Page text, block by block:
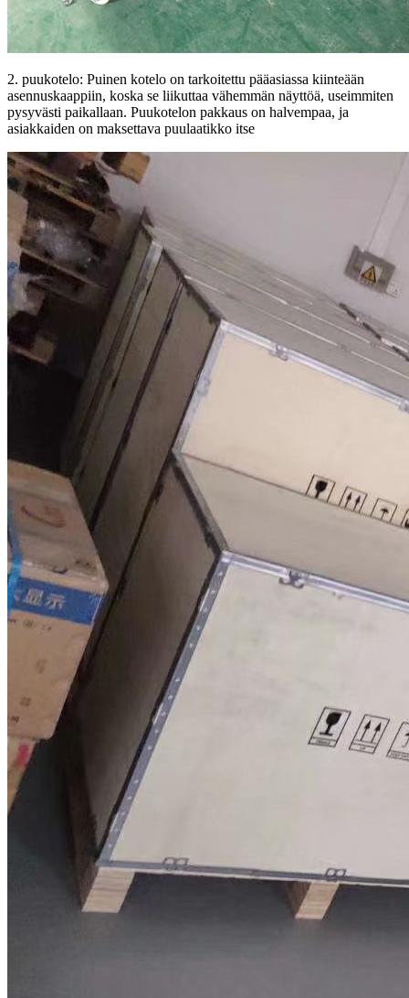
2. puukotelo: Puinen kotelo on tarkoitettu pääasiassa kiinteään
asennuskaappiin, koska se liikuttaa vähemmän näyttöä, useimmiten
pysyvästi paikallaan. Puukotelon pakkaus on halvempaa, ja
asiakkaiden on maksettava puulaatikko itse